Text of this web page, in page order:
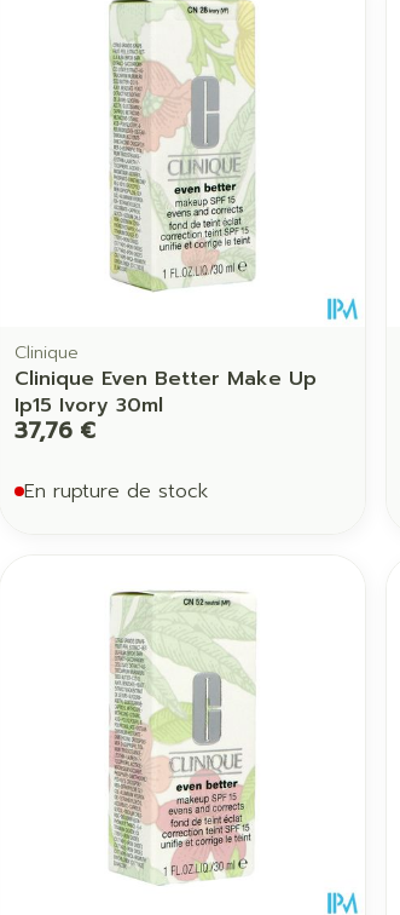
Clinique
Clinique Even Better Make Up
Ip15 Ivory 30ml
37,76 €
En rupture de stock